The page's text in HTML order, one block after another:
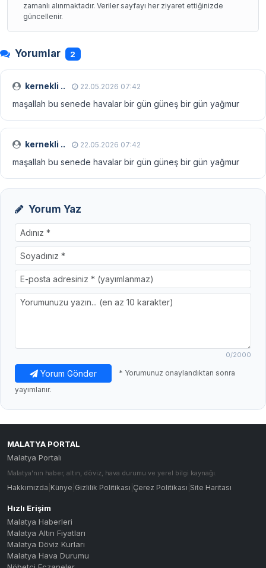
zamanlı alınmaktadır. Veriler sayfayı her ziyaret ettiğinizde
güncellenir.
Yorumlar 2
kernekli .. 22.05.2026 07:42
maşallah bu senede havalar bir gün güneş bir gün yağmur
kernekli .. 22.05.2026 07:42
maşallah bu senede havalar bir gün güneş bir gün yağmur
Yorum Yaz
0/2000
Yorum Gönder
* Yorumunuz onaylandıktan sonra
yayımlanır.
MALATYA PORTAL
Malatya Portalı
Malatya'nın haber, altın, döviz, hava durumu ve yerel bilgi kaynağı.
Hakkımızda Künye Gizlilik Politikası Çerez Politikası Site Haritası
Hızlı Erişim
Malatya Haberleri
Malatya Altın Fiyatları
Malatya Döviz Kurları
Malatya Hava Durumu